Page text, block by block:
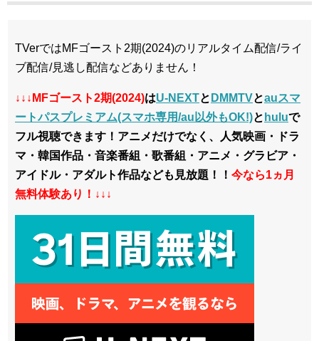
TVerではMFゴースト2期(2024)のリアルタイム配信/ライ
ブ配信/見逃し配信などありません！
↓↓↓MFゴースト2期(2024)はU-NEXTと DMMTVとauスマ
ートパスプレミアム(スマホ専用/au以外もOK!)と huluで
フル視聴できます！アニメだけでなく、人気映画・ドラ
マ・韓国作品・音楽番組・歌番組・アニメ・グラビア・
アイドル・アダルト作品なども見放題！！ 今なら1ヵ月
無料体験あり！↓↓↓